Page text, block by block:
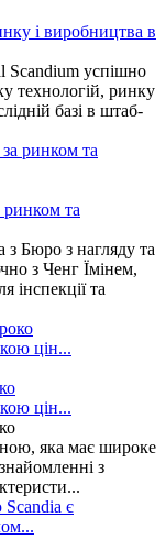
і виробництва в
Scandium успішно
технологій, ринку
базі в штаб-
ринком та
з Бюро з нагляду та
з Ченг Їмінем,
інспекції та
цін...
яка має широке
з